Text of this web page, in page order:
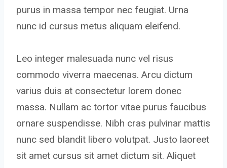
purus in massa tempor nec feugiat. Urna
nunc id cursus metus aliquam eleifend.
Leo integer malesuada nunc vel risus
commodo viverra maecenas. Arcu dictum
varius duis at consectetur lorem donec
massa. Nullam ac tortor vitae purus faucibus
ornare suspendisse. Nibh cras pulvinar mattis
nunc sed blandit libero volutpat. Justo laoreet
sit amet cursus sit amet dictum sit. Aliquet